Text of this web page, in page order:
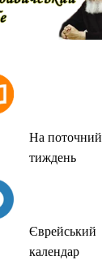
На поточний
тиждень
Єврейський
календар